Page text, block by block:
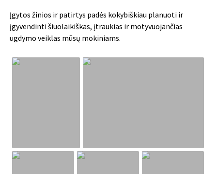
Įgytos žinios ir patirtys padės kokybiškiau planuoti ir
įgyvendinti šiuolaikiškas, įtraukias ir motyvuojančias
ugdymo veiklas mūsų mokiniams.